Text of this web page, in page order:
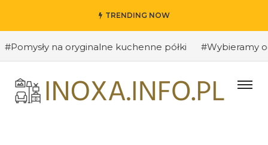
TRENDING NOW
na oryginalne kuchenne półki #Wybieramy